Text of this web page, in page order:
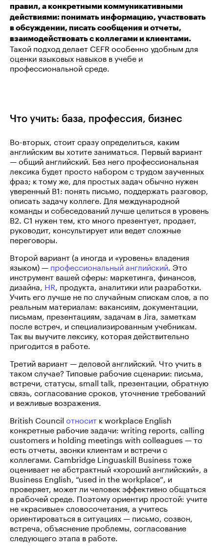
правил, а конкретными коммуникативными
действиями: понимать информацию, участвовать
в обсуждении, писать сообщения и отчеты,
взаимодействовать с коллегами и клиентами.
Такой подход делает CEFR особенно удобным для
оценки языковых навыков в учебе и
профессиональной среде.
Что учить: база, профессия, бизнес
Во-вторых, стоит сразу определиться, каким
английским вы хотите заниматься. Первый вариант
— общий английский. Без него профессиональная
лексика будет просто набором с трудом заученных
фраз; к тому же, для простых задач обычно нужен
уверенный B1: понять письмо, поддержать разговор,
описать задачу коллеге. Для международной
команды и собеседований лучше целиться в уровень
B2. C1 нужен тем, кто много презентует, продает,
руководит, консультирует или ведет сложные
переговоры.
Второй вариант (а иногда и «уровень» владения
языком) —профессиональный английский. Это
инструмент вашей сферы: маркетинга, финансов,
дизайна, HR, продукта, аналитики или разработки.
Учить его лучше не по случайным спискам слов, а по
реальным материалам: вакансиям, документации,
письмам, презентациям, задачам в Jira, заметкам
после встреч, и специализированным учебникам.
Так вы выучите лексику, которая действительно
пригодится в работе.
Третий вариант — деловой английский. Что учить в
таком случае? Типовые рабочие сценарии: письма,
встречи, статусы, small talk, презентации, обратную
связь, согласование сроков, уточнение требований
и вежливые возражения.
British Council относит к workplace English
конкретные рабочие задачи: writing reports, calling
customers и holding meetings with colleagues — то
есть отчеты, звонки клиентам и встречи с
коллегами. Cambridge Linguaskill Business тоже
оценивает не абстрактный «хороший английский», а
Business English, “used in the workplace”, и
проверяет, может ли человек эффективно общаться
в рабочей среде. Поэтому ориентир простой: учите
не «красивые» словосочетания, а учитесь
ориентироваться в ситуациях — письмо, созвон,
встреча, объяснение проблемы, согласование
следующего этапа в работе.